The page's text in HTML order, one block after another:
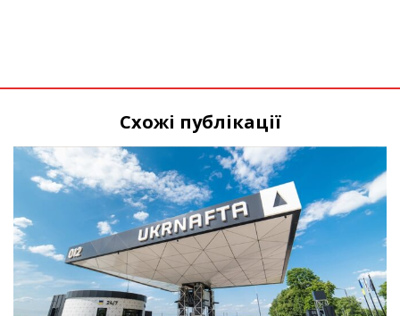
Схожі публікації